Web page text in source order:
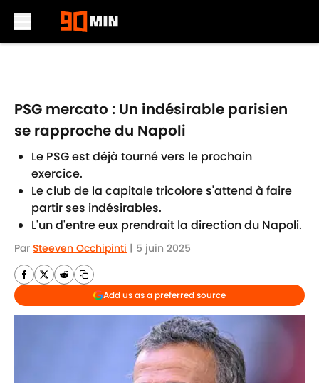
PSG mercato : Un indésirable parisien
se rapproche du Napoli
Le PSG est déjà tourné vers le prochain
exercice.
Le club de la capitale tricolore s'attend à faire
partir ses indésirables.
L'un d'entre eux prendrait la direction du Napoli.
Par Steeven Occhipinti | 5 juin 2025
Add us as a preferred source